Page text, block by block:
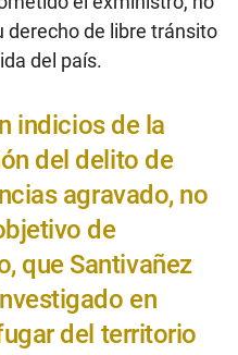
de libre tránsito
del país.
indicios de la
del delito de
agravado, no
de
que Santivañez
en
del territorio